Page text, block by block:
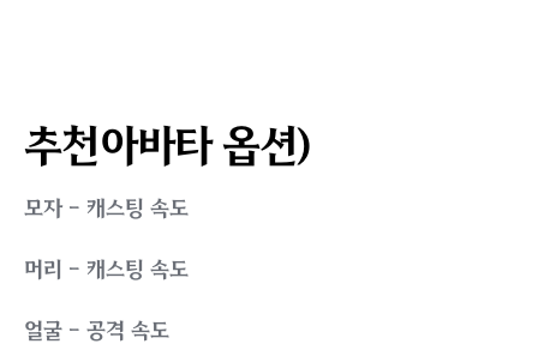
1. 삼일참월 타점 이슈